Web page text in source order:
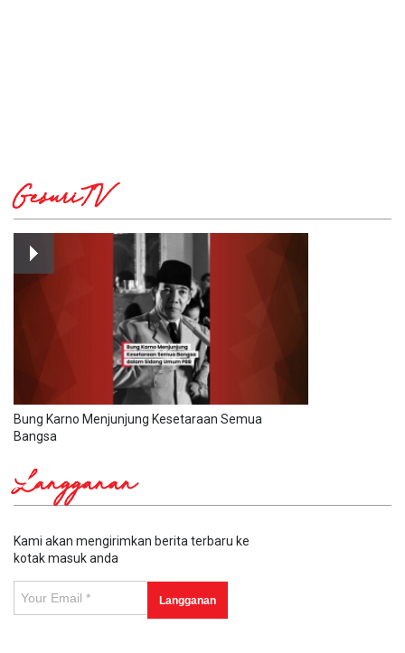
GesuriTV
Bung Karno Menjunjung Kesetaraan Semua
Bangsa
Langganan
Kami akan mengirimkan berita terbaru ke
kotak masuk anda